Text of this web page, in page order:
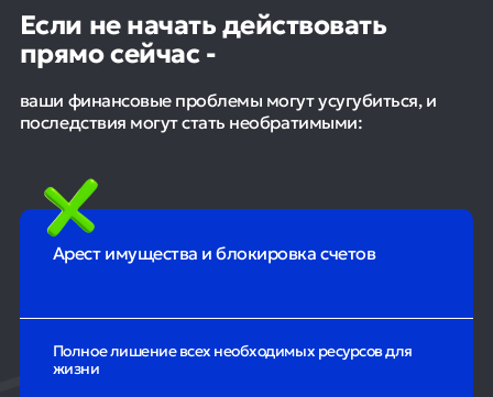
Если не начать действовать
прямо сейчас -
ваши финансовые проблемы могут усугубиться, и
последствия могут стать необратимыми:
Арест имущества и блокировка счетов
Полное лишение всех необходимых ресурсов для
жизни